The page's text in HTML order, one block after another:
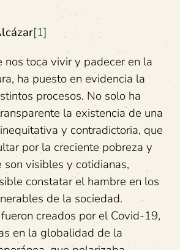
[1]
nos toca vivir y padecer en la
ha puesto en evidencia la
procesos. No solo ha
la existencia de una
y contradictoria, que
por la creciente pobreza y
visibles y cotidianas,
constatar el hambre en los
de la sociedad.
creados por el Covid-19,
en la globalidad de la